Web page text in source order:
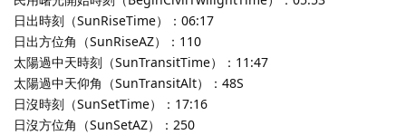
日出時刻（SunRiseTime）：06:17
日出方位角（SunRiseAZ）：110
太陽過中天時刻（SunTransitTime）：11:47
太陽過中天仰角（SunTransitAlt）：48S
日沒時刻（SunSetTime）：17:16
日沒方位角（SunSetAZ）：250